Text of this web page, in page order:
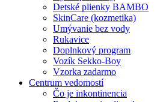
Detské plienky BAMBO
SkinCare (kozmetika)
Umývanie bez vody
Rukavice
Doplnkový program
Vozík Sekko-Boy
Vzorka zadarmo
Centrum vedomostí
Čo je inkontinencia